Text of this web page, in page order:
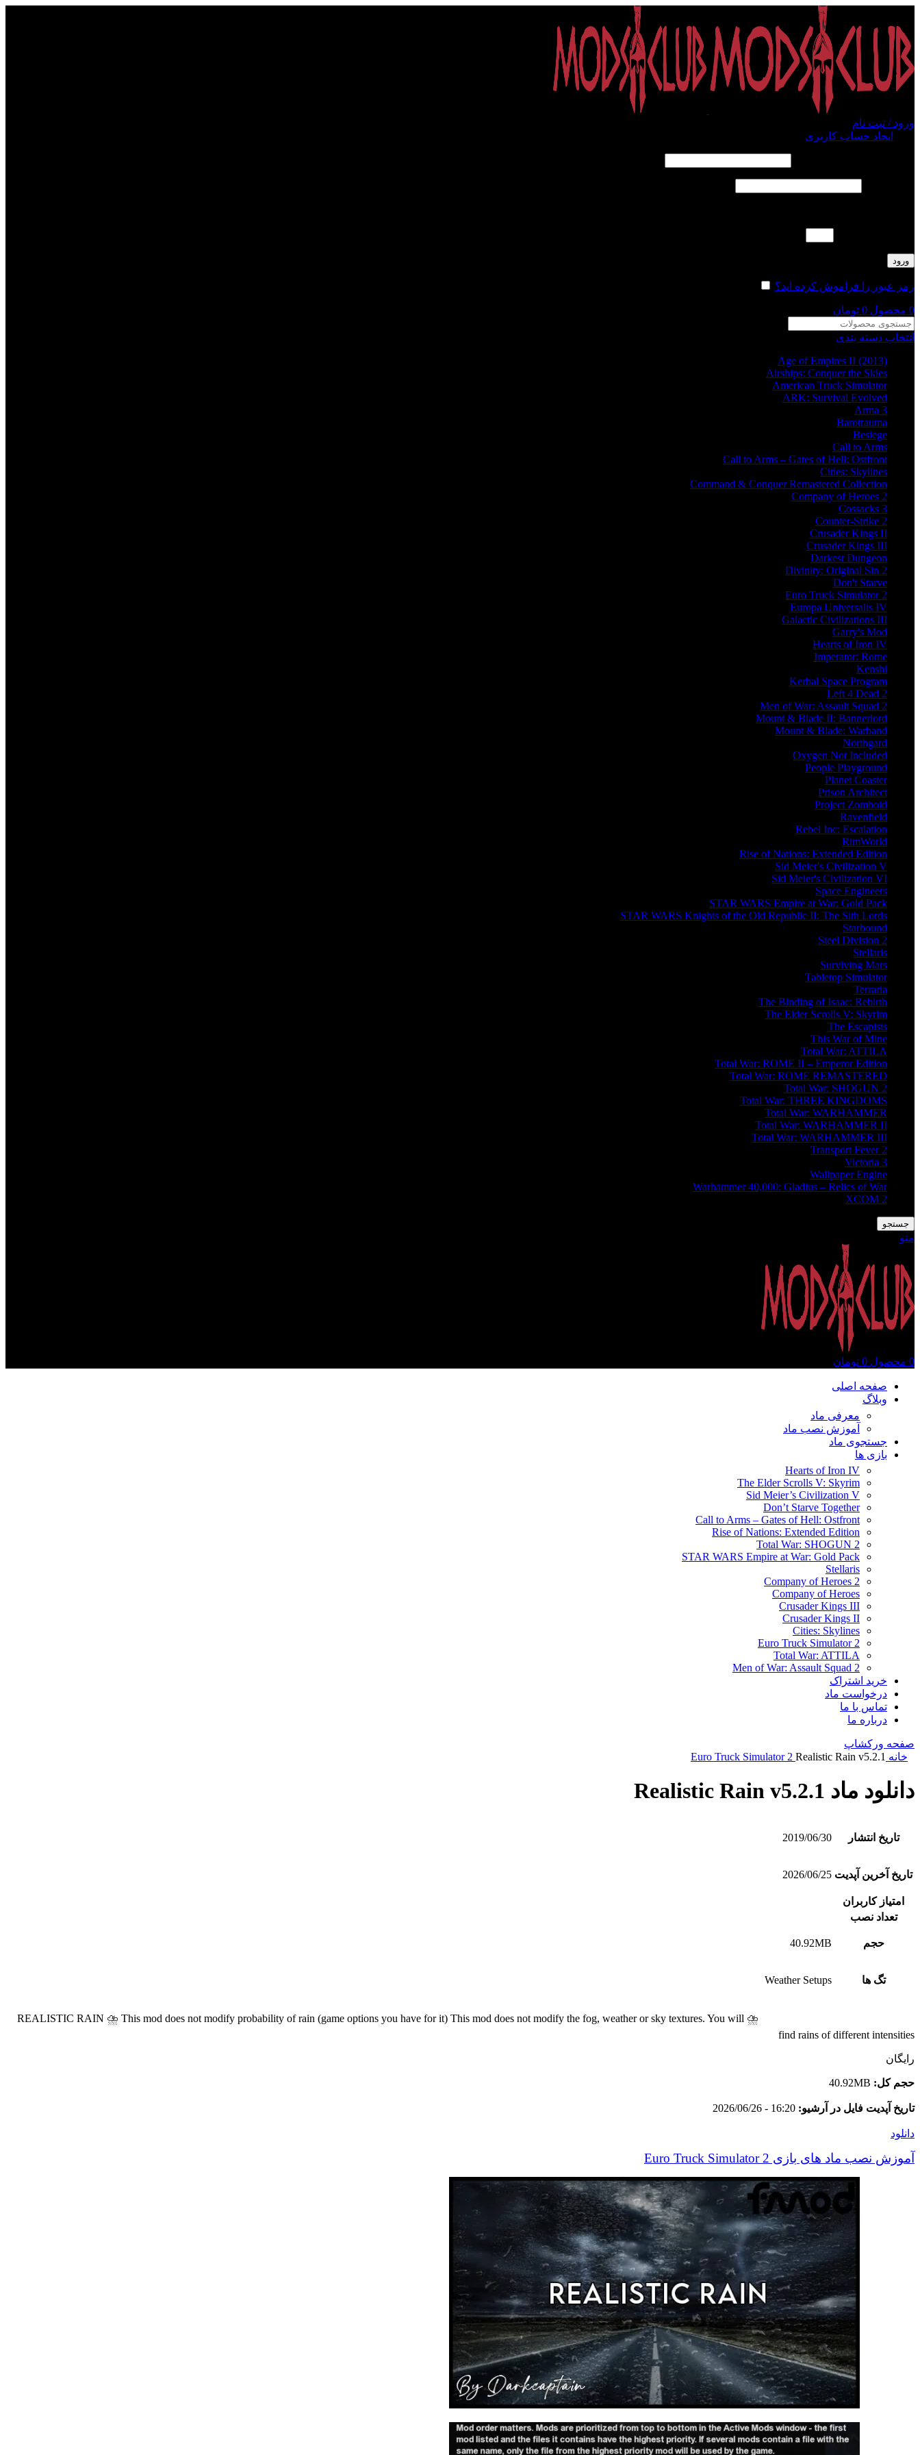
ورود / ثبت نام
ایجاد حساب کاربری
ورود
رمز عبور را فراموش کرده اید؟
0 محصول 0 تومان
انتخاب دسته بندی
Age of Empires II (2013)
Airships: Conquer the Skies
American Truck Simulator
ARK: Survival Evolved
Arma 3
Barotrauma
Besiege
Call to Arms
Call to Arms – Gates of Hell: Ostfront
Cities: Skylines
Command & Conquer Remastered Collection
Company of Heroes 2
Cossacks 3
Counter-Strike 2
Crusader Kings II
Crusader Kings III
Darkest Dungeon
Divinity: Original Sin 2
Don't Starve
Euro Truck Simulator 2
Europa Universalis IV
Galactic Civilizations III
Garry's Mod
Hearts of Iron IV
Imperator: Rome
Kenshi
Kerbal Space Program
Left 4 Dead 2
Men of War: Assault Squad 2
Mount & Blade II: Bannerlord
Mount & Blade: Warband
Northgard
Oxygen Not Included
People Playground
Planet Coaster
Prison Architect
Project Zomboid
Ravenfield
Rebel Inc: Escalation
RimWorld
Rise of Nations: Extended Edition
Sid Meier's Civilization V
Sid Meier's Civilization VI
Space Engineers
STAR WARS Empire at War: Gold Pack
STAR WARS Knights of the Old Republic II: The Sith Lords
Starbound
Steel Division 2
Stellaris
Surviving Mars
Tabletop Simulator
Terraria
The Binding of Isaac: Rebirth
The Elder Scrolls V: Skyrim
The Escapists
This War of Mine
Total War: ATTILA
Total War: ROME II – Emperor Edition
Total War: ROME REMASTERED
Total War: SHOGUN 2
Total War: THREE KINGDOMS
Total War: WARHAMMER
Total War: WARHAMMER II
Total War: WARHAMMER III
Transport Fever 2
Victoria 3
Wallpaper Engine
Warhammer 40,000: Gladius – Relics of War
XCOM 2
جستجو
منو
0 محصول 0 تومان
صفحه اصلی
وبلاگ
معرفی ماد
آموزش نصب ماد
جستجوی ماد
بازی ها
Hearts of Iron IV
The Elder Scrolls V: Skyrim
Sid Meier’s Civilization V
Don’t Starve Together
Call to Arms – Gates of Hell: Ostfront
Rise of Nations: Extended Edition
Total War: SHOGUN 2
STAR WARS Empire at War: Gold Pack
Stellaris
Company of Heroes 2
Company of Heroes
Crusader Kings III
Crusader Kings II
Cities: Skylines
Euro Truck Simulator 2
Total War: ATTILA
Men of War: Assault Squad 2
خرید اشتراک
درخواست ماد
تماس با ما
درباره ما
صفحه ورکشاپ
خانه
Euro Truck Simulator 2 Realistic Rain v5.2.1
دانلود ماد Realistic Rain v5.2.1
تاریخ انتشار 2019/06/30
تاریخ آخرین آپدیت 2026/06/25
امتیاز کاربران
تعداد نصب
حجم 40.92MB
تگ ها Weather Setups
⛈ REALISTIC RAIN ⛈ This mod does not modify probability of rain (game options you have for it) This mod does not modify the fog, weather or sky textures. You will
find rains of different intensities
رایگان
حجم کل: 40.92MB
تاریخ آپدیت فایل در آرشیو: 16:20 - 2026/06/26
دانلود
آموزش نصب ماد های بازی Euro Truck Simulator 2